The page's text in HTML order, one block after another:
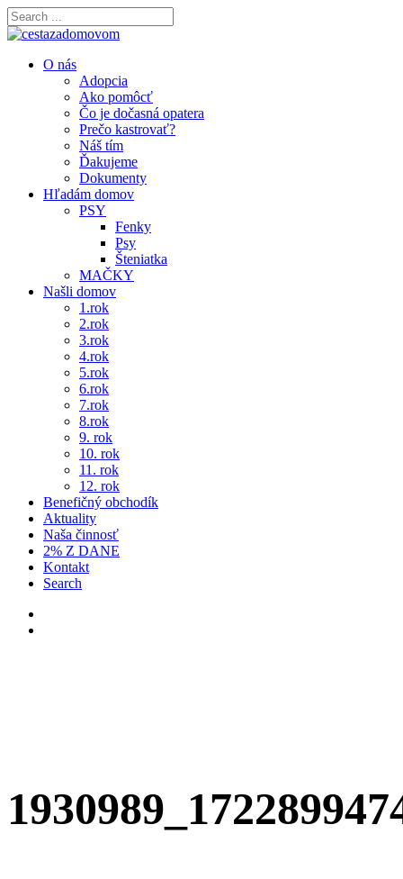
O nás
Adopcia
Ako pomôcť
Čo je dočasná opatera
Prečo kastrovať?
Náš tím
Ďakujeme
Dokumenty
Hľadám domov
PSY
Fenky
Psy
Šteniatka
MAČKY
Našli domov
1.rok
2.rok
3.rok
4.rok
5.rok
6.rok
7.rok
8.rok
9. rok
10. rok
11. rok
12. rok
Benefičný obchodík
Aktuality
Naša činnosť
2% Z DANE
Kontakt
Search